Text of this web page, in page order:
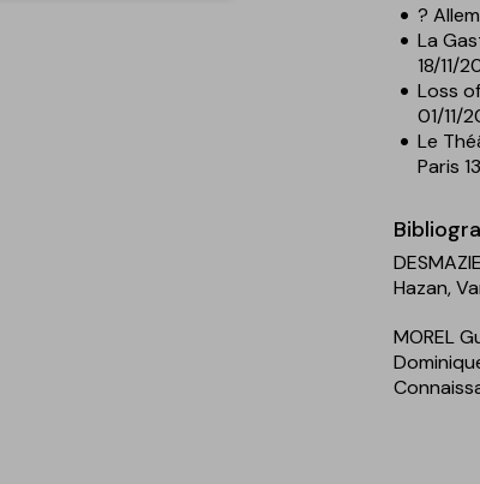
?
La
18/11/
Loss
01/11/
Le
Paris
Hazan,
MOREL